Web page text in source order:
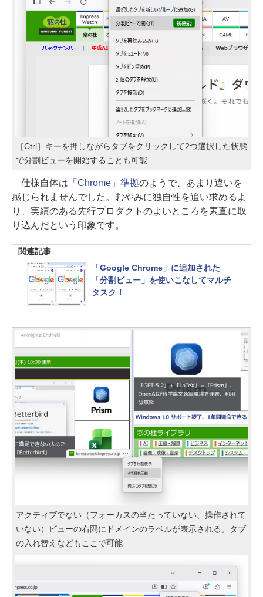
［Ctrl］キーを押しながらタブをクリックして2つ選択した状態
で分割ビューを開始することも可能
仕様自体は 「Chrome」準拠のようで、あまり違いを
感じられませんでした。むやみに独自性を追い求めるよ
り、実績のある先行プロダクトのよいところを素直に取
り込んだという印象です。
関連記事
「Google Chrome」に追加された
「分割ビュー」を使いこなしてマルチ
タスク！
アクティブでない（フォーカスの当たっていない、操作されて
いない）ビューの右隅にドメインのラベルが表示される。タブ
の入れ替えなどもここで可能